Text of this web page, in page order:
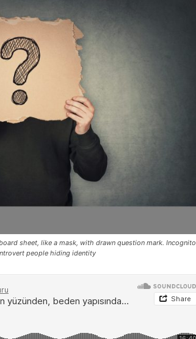
sheet, like a mask, with drawn question mark. Incognito
people hiding identity